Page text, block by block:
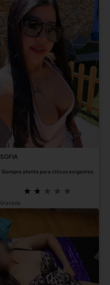
SOFIA
Siempre atenta para chicos exigentes.
Granada